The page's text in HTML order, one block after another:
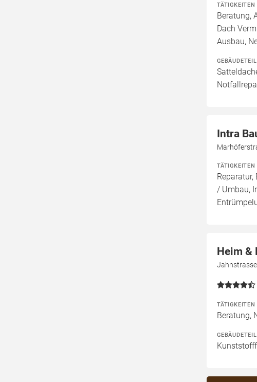
TÄTIGKEITEN
Beratung,
Dach
Ausbau,
Intra
TÄTIGKEITEN
/ Umbau,
Heim &
TÄTIGKEITEN
Beratung,